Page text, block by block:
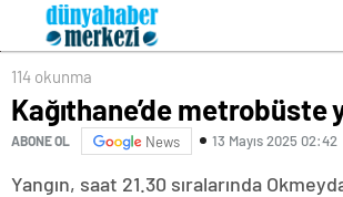
114 okunma
Kağıthane’de metrobüste
ABONE OL News 13 Mayıs 2025 02:42
Yangın, saat 21.30 sıralarında